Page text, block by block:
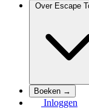
Over Escape
Boeken →
Inloggen